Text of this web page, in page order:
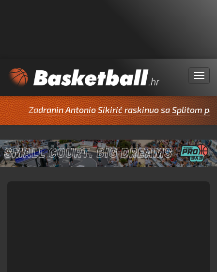
Menu
Zadranin Antonio Sikirić raskinuo sa Splitom pa